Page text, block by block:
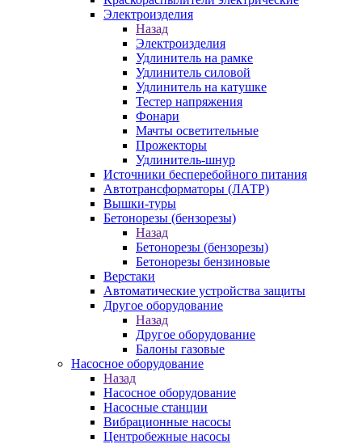
Электроизделия
Назад
Электроизделия
Удлинитель на рамке
Удлинитель силовой
Удлинитель на катушке
Тестер напряжения
Фонари
Мачты осветительные
Прожекторы
Удлинитель-шнур
Источники бесперебойного питания
Автотрансформаторы (ЛАТР)
Вышки-туры
Бетонорезы (бензорезы)
Назад
Бетонорезы (бензорезы)
Бетонорезы бензиновые
Верстаки
Автоматические устройства защиты
Другое оборудование
Назад
Другое оборудование
Балоны газовые
Насосное оборудование
Назад
Насосное оборудование
Насосные станции
Вибрационные насосы
Центробежные насосы